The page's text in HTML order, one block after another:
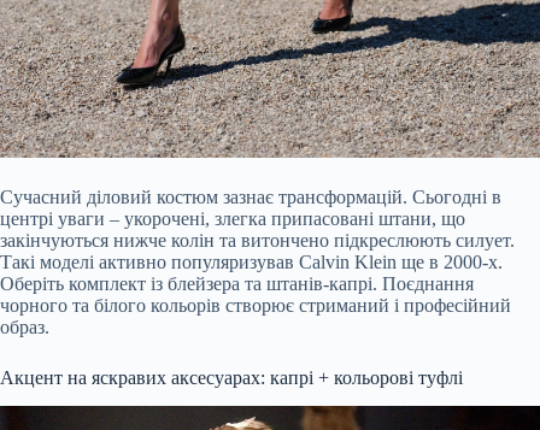
Сучасний діловий костюм зазнає трансформацій. Сьогодні в
центрі уваги – укорочені, злегка припасовані штани, що
закінчуються нижче колін та витончено підкреслюють силует.
Такі моделі активно популяризував Calvin Klein ще в 2000-х.
Оберіть комплект із блейзера та штанів-капрі. Поєднання
чорного та білого кольорів створює стриманий і професійний
образ.
Акцент на яскравих аксесуарах: капрі + кольорові туфлі